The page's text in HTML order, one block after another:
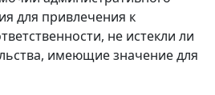
для привлечения к
не истекли ли
имеющие значение для